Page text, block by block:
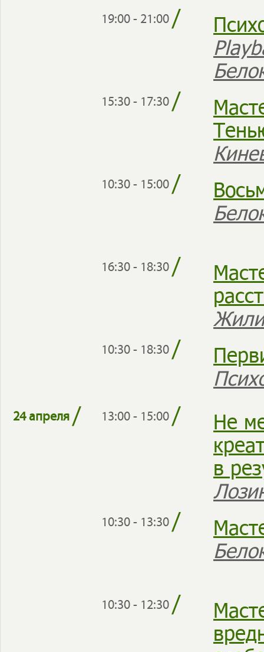
19:00 - 21:00/
15:30 - 17:30/
10:30 - 15:00/
16:30 - 18:30/
10:30 - 18:30/
24 апреля/ 13:00 - 15:00/
Не
в
10:30 - 13:30/
10:30 - 12:30/